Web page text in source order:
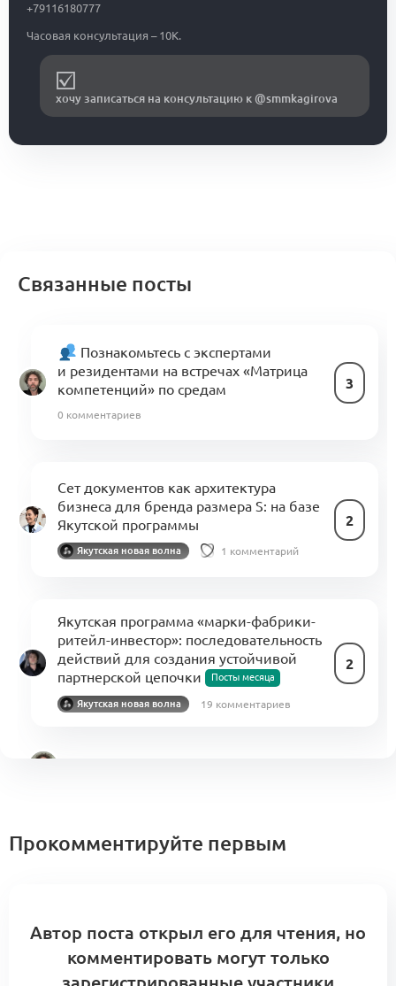
+79116180777
Часовая консультация – 10К.
хочу записаться на консультацию к @smmkagirova
Связанные посты
Познакомьтесь с экспертами
и резидентами на встречах «Матрица
компетенций» по средам
3
0 комментариев
Сет документов как архитектура
бизнеса для бренда размера S: на базе
Якутской программы
2
Якутская новая волна 1 комментарий
Якутская программа «марки-фабрики-
ритейл-инвестор»: последовательность
действий для создания устойчивой
партнерской цепочки
Посты месяца
2
Якутская новая волна 19 комментариев
06 Лаборатория Альянса
Интро:Татьяна Ладонина 1 2 комментария
Прокомментируйте первым
Автор поста открыл его для чтения, но
комментировать могут только
зарегистрированные участники